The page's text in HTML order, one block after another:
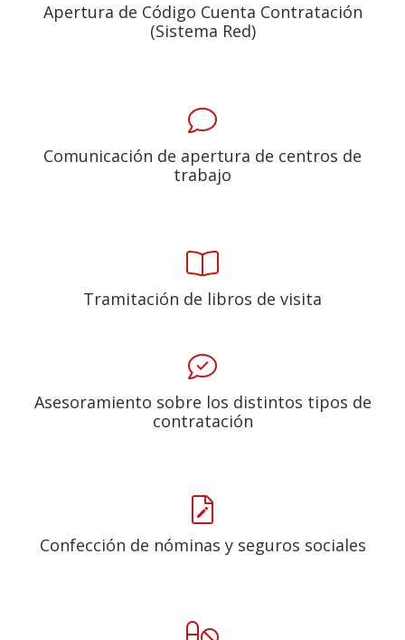
Apertura de Código Cuenta Contratación
(Sistema Red)
Comunicación de apertura de centros de
trabajo
Tramitación de libros de visita
Asesoramiento sobre los distintos tipos de
contratación
Confección de nóminas y seguros sociales